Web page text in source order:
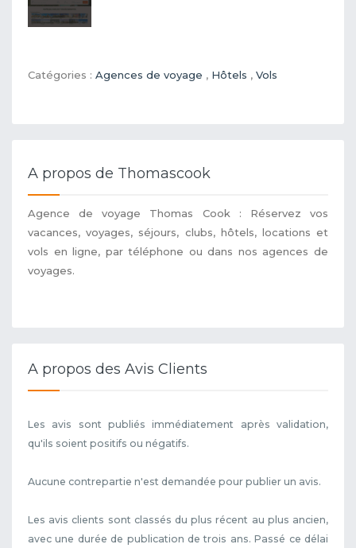
Catégories : Agences de voyage , Hôtels , Vols
A propos de Thomascook
Agence de voyage Thomas Cook : Réservez vos
vacances, voyages, séjours, clubs, hôtels, locations et
vols en ligne, par téléphone ou dans nos agences de
voyages.
A propos des Avis Clients
Les avis sont publiés immédiatement après validation,
qu'ils soient positifs ou négatifs.
Aucune contrepartie n'est demandée pour publier un avis.
Les avis clients sont classés du plus récent au plus ancien,
avec une durée de publication de trois ans. Passé ce délai